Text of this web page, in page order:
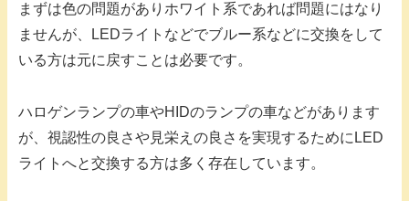
まずは色の問題がありホワイト系であれば問題にはなり
ませんが、LEDライトなどでブルー系などに交換をして
いる方は元に戻すことは必要です。
ハロゲンランプの車やHIDのランプの車などがあります
が、視認性の良さや見栄えの良さを実現するためにLED
ライトへと交換する方は多く存在しています。